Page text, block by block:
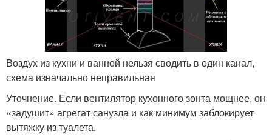
Воздух из кухни и ванной нельзя сводить в один канал,
схема изначально неправильная
Уточнение. Если вентилятор кухонного зонта мощнее, он
«задушит» агрегат санузла и как минимум заблокирует
вытяжку из туалета.